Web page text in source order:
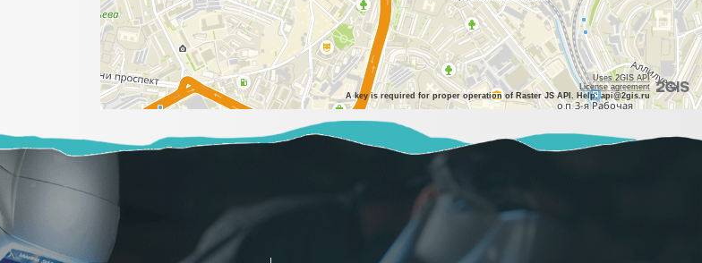
Uses 2GIS API
License agreement
A key is required for proper operation of Raster JS API. Help: api@2gis.ru